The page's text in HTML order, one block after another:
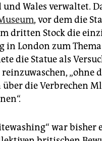
Wales verwaltet.
, vor dem die
dritten Stock die
in London zum
die Statue als
reinzuwaschen, „ohne
über die Verbrechen
war